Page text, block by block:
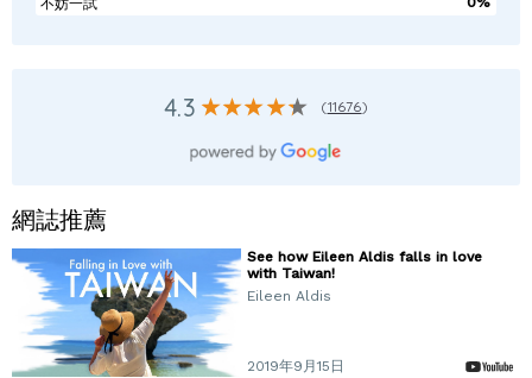
4.3 (11676)
網誌推薦
See how Eileen Aldis falls in love
with Taiwan!
Eileen Aldis
2019年9月15日